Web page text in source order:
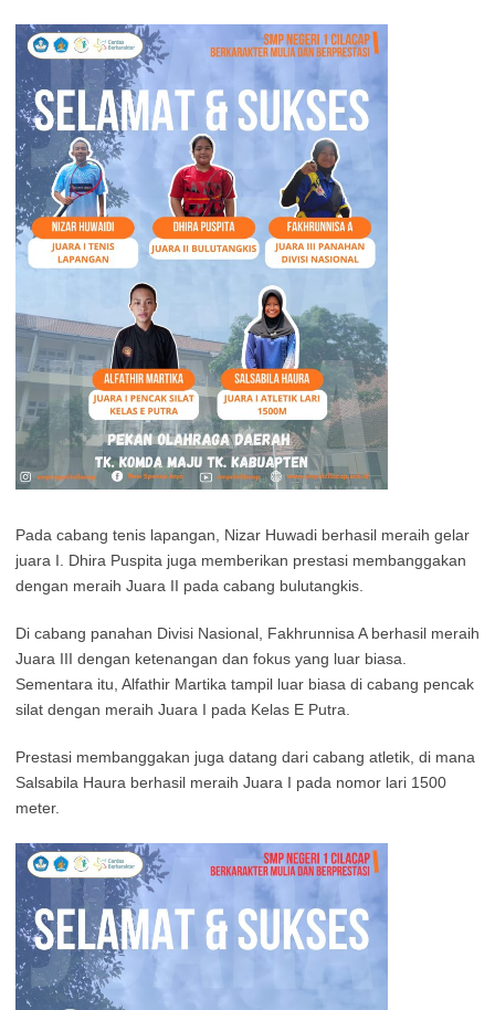
Pada cabang tenis lapangan, Nizar Huwadi berhasil meraih gelar
juara I. Dhira Puspita juga memberikan prestasi membanggakan
dengan meraih Juara II pada cabang bulutangkis.
Di cabang panahan Divisi Nasional, Fakhrunnisa A berhasil meraih
Juara III dengan ketenangan dan fokus yang luar biasa.
Sementara itu, Alfathir Martika tampil luar biasa di cabang pencak
silat dengan meraih Juara I pada Kelas E Putra.
Prestasi membanggakan juga datang dari cabang atletik, di mana
Salsabila Haura berhasil meraih Juara I pada nomor lari 1500
meter.